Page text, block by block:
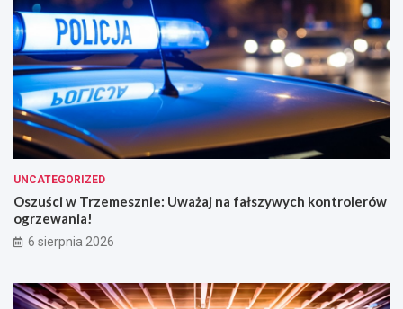
UNCATEGORIZED
Oszuści w Trzemesznie: Uważaj na fałszywych kontrolerów
ogrzewania!
6 sierpnia 2026